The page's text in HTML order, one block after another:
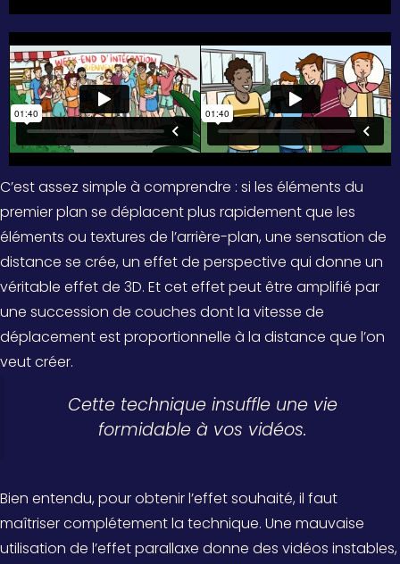
C’est assez simple à comprendre : si les éléments du
premier plan se déplacent plus rapidement que les
éléments ou textures de l’arrière-plan, une sensation de
distance se crée, un effet de perspective qui donne un
véritable effet de 3D. Et cet effet peut être amplifié par
une succession de couches dont la vitesse de
déplacement est proportionnelle à la distance que l’on
veut créer.
Cette technique insuffle une vie
formidable à vos vidéos.
Bien entendu, pour obtenir l’effet souhaité, il faut
maîtriser complétement la technique. Une mauvaise
utilisation de l’effet parallaxe donne des vidéos instables,